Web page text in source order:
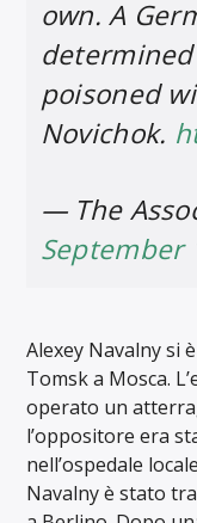
own. A
poisoned
Novichok.
— The
September
Alexey Navalny si
Tomsk a Mosca.
operato un
l’oppositore era
nell’ospedale
Navalny è stato